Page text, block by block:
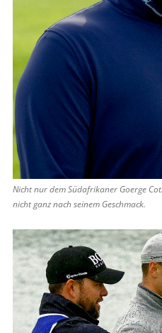
Nicht nur dem Südafrikaner Goerge
nicht ganz nach seinem Geschmack.